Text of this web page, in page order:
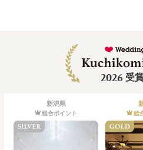
2026 受
新潟県
総合ポイント 総